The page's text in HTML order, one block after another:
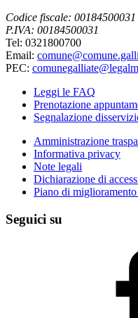
Codice fiscale: 00184500031
P.IVA: 00184500031
Tel: 0321800700
Email:
PEC:
Leggi le FAQ
Prenotazione
Segnalazione
Amministrazione
Informativa privacy
Note legali
Dichiarazione di
Piano di
Seguici su